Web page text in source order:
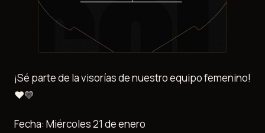
¡Sé parte de la visorías de nuestro equipo femenino!
❤️💛
Fecha: Miércoles 21 de enero